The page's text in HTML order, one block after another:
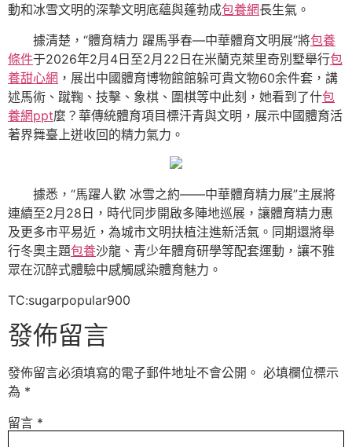
動和冰雪文明的深摯文明底蘊與蓬勃成包養網長生氣。
據清楚，“體育精力 躍馬爭春—中華體育文明展”將包養
條件于2026年2月4日至2月22日在米蘭克萊里奇別墅舉行包
養甜心網 ，展出中國體育博物館館躲可貴文物60余件套，講
述馬術、蹴鞠、技擊、象棋、圍棋等中此刻，她看到了什包
養網ppt麼？華傳統體育項目標汗青與文明，展示中國體育活
著界舞臺上迸收回的精力氣力。
據悉，“馬躍人歡 冰雪之約——中華體育精力展”主展將
連續至2月28日，時代同步開啟多陣地巡展，讓體育精力惠
及更多市平易近，為城市文明扶植注進新活氣。同期還將舉
行冬奧主題包養沙龍、青少年體育研學等配套運動，讓不雅
眾在沉醉式體驗中感觸感染體育魅力。
TC:sugarpopular900
發佈留言
發佈留言必須填寫的電子郵件地址不會公開。 必填欄位標示
為 *
留言 *